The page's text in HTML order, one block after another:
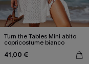
Turn the Tables Mini abito
copricostume bianco
41,00 €